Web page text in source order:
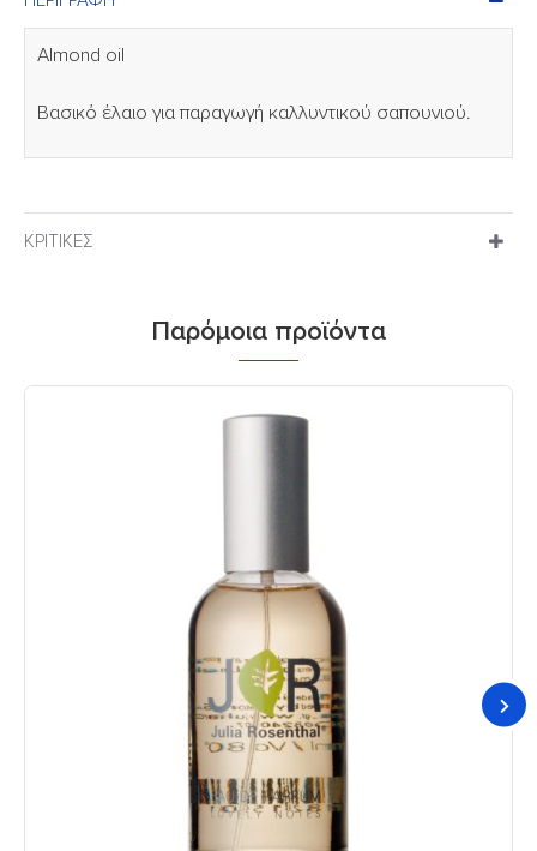
Παρόμοια προϊόντα
Almond oil
Βασικό έλαιο για παραγωγή καλλυντικού σαπουνιού.
ΚΡΙΤΙΚΈΣ